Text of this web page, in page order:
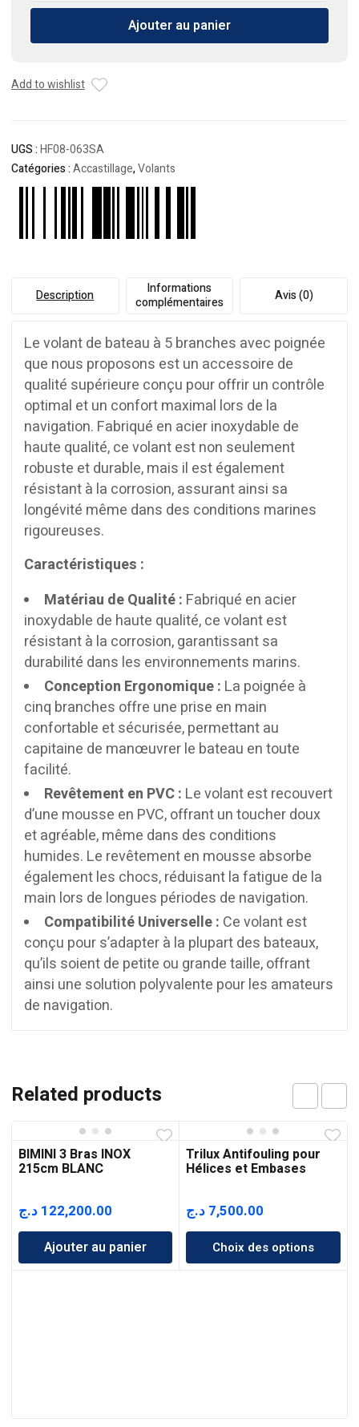
Volant
bateau
mousse
Ajouter au panier
Add to wishlist
UGS :HF08-063SA
Catégories :Accastillage,Volants
Description
Informations
complémentaires
Avis (0)
Le volant de bateau à 5 branches avec poignée
que nous proposons est un accessoire de
qualité supérieure conçu pour offrir un contrôle
optimal et un confort maximal lors de la
navigation. Fabriqué en acier inoxydable de
haute qualité, ce volant est non seulement
robuste et durable, mais il est également
résistant à la corrosion, assurant ainsi sa
longévité même dans des conditions marines
rigoureuses.
Caractéristiques :
Matériau de Qualité : Fabriqué en acier
inoxydable de haute qualité, ce volant est
résistant à la corrosion, garantissant sa
durabilité dans les environnements marins.
Conception Ergonomique : La poignée à
cinq branches offre une prise en main
confortable et sécurisée, permettant au
capitaine de manœuvrer le bateau en toute
facilité.
Revêtement en PVC : Le volant est recouvert
d’une mousse en PVC, offrant un toucher doux
et agréable, même dans des conditions
humides. Le revêtement en mousse absorbe
également les chocs, réduisant la fatigue de la
main lors de longues périodes de navigation.
Compatibilité Universelle : Ce volant est
conçu pour s’adapter à la plupart des bateaux,
qu’ils soient de petite ou grande taille, offrant
ainsi une solution polyvalente pour les amateurs
de navigation.
Related products
BIMINI 3 Bras INOX
215cm BLANC
122,200.00 د.ج
Ajouter au panier
Trilux Antifouling pour
Hélices et Embases
7,500.00 د.ج
Choix des options